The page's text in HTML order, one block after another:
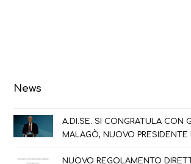
News
A.DI.SE. SI CONGRATULA CON
MALAGÒ, NUOVO PRESIDENTE
NUOVO REGOLAMENTO